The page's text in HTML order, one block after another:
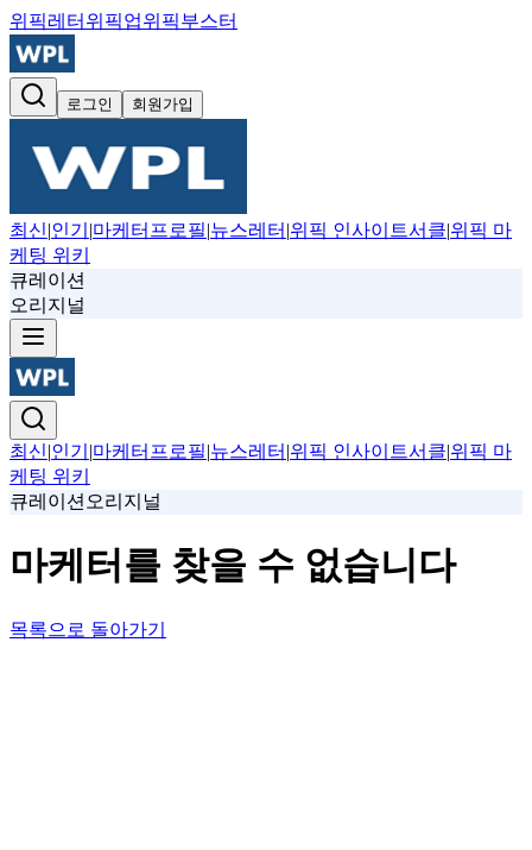
위픽레터 위픽업위픽부스터
로그인 회원가입
최신|인기 |마케터프로필|뉴스레터 |위픽 인사이트서클|위픽 마
케팅 위키
큐레이션
오리지널
최신|인기 |마케터프로필|뉴스레터 |위픽 인사이트서클|위픽 마
케팅 위키
큐레이션 오리지널
마케터를 찾을 수 없습니다
목록으로 돌아가기